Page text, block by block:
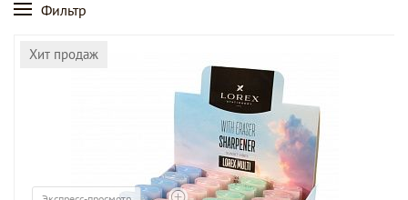
Фильтр
Хит продаж